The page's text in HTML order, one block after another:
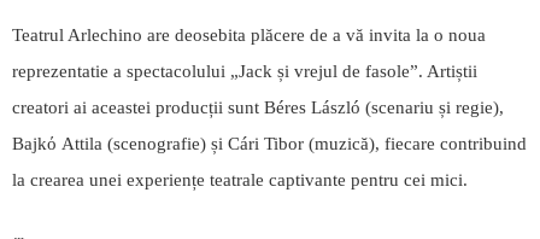
Teatrul Arlechino are deosebita plăcere de a vă invita la o noua
reprezentatie a spectacolului „Jack și vrejul de fasole”. Artiștii
creatori ai aceastei producții sunt Béres László (scenariu și regie),
Bajkό Attila (scenografie) și Cári Tibor (muzică), fiecare contribuind
la crearea unei experiențe teatrale captivante pentru cei mici.